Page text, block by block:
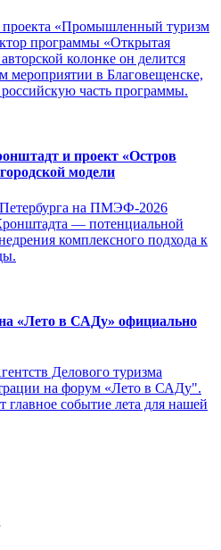
«Промышленный туризм
программы «Открытая
колонке он делится
мероприятии в Благовещенске,
часть программы.
и проект «Остров
модели
на ПМЭФ-2026
— потенциальной
комплексного подхода к
«Лето в САДу» официально
Делового туризма
на форум «Лето в САДу".
главное событие лета для нашей